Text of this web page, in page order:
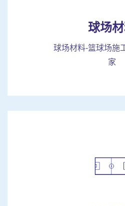
球场
球场材料-篮球场施
家